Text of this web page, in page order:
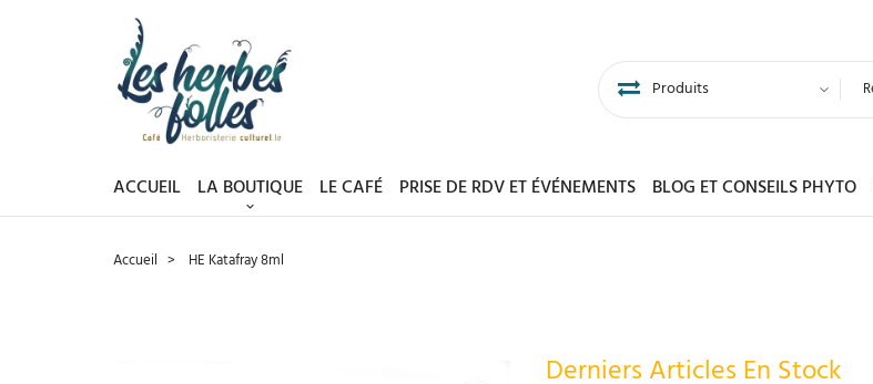
ACCUEIL LA BOUTIQUE LE CAFÉ PRISE DE RDV ET ÉVÉNEMENTS BLOG ET CONSEILS PHYTO
Accueil HE Katafray 8ml
Derniers Articles En Stock